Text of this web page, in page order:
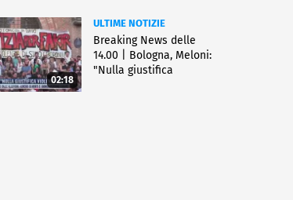
02:18
ULTIME NOTIZIE
Breaking News delle
14.00 | Bologna, Meloni:
"Nulla giustifica